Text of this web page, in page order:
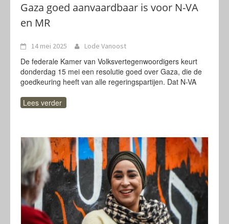
Gaza goed aanvaardbaar is voor N-VA
en MR
14 mei 2025 Lode Vanoost
De federale Kamer van Volksvertegenwoordigers keurt
donderdag 15 mei een resolutie goed over Gaza, die de
goedkeuring heeft van alle regeringspartijen. Dat N-VA
Lees verder